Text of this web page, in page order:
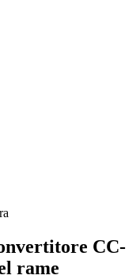
CC-
rame